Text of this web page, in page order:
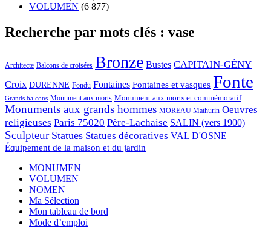
VOLUMEN (6 877)
Recherche par mots clés : vase
Architecte Balcons de croisées Bronze Bustes CAPITAIN-GÉNY
Croix DURENNE Fondu Fontaines Fontaines et vasques Fonte
Grands balcons Monument aux morts Monument aux morts et commémoratif
Monuments aux grands hommes MOREAU Mathurin Oeuvres
religieuses Paris 75020 Père-Lachaise SALIN (vers 1900)
Sculpteur Statues Statues décoratives VAL D'OSNE
Équipement de la maison et du jardin
MONUMEN
VOLUMEN
NOMEN
Ma Sélection
Mon tableau de bord
Mode d’emploi